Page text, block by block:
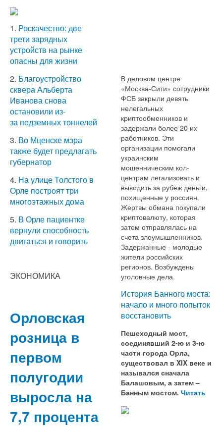
1. Роскачество: две
трети зарядных
устройств на рынке
опасны для жизни
2. Благоустройство
сквера Альберта
Иванова снова
остановили из-
за подземных тоннелей
3. Во Мценске мэра
также будет предлагать
губернатор
4. На улице Толстого в
Орле построят три
многоэтажных дома
5. В Орле пациентке
вернули способность
двигаться и говорить
ЭКОНОМИКА
Орловская
розница в
первом
полугодии
выросла на
7,7 процента
В деловом центре
«Москва-Сити» сотрудники
ФСБ закрыли девять
нелегальных
криптообменников и
задержали более 20 их
работников. Эти
организации помогали
украинским
мошенническим кол-
центрам легализовать и
выводить за рубеж деньги,
похищенные у россиян.
Жертвы обмана покупали
криптовалюту, которая
затем отправлялась на
счета злоумышленников.
Задержанные - молодые
жители российских
регионов. Возбуждены
уголовные дела.
История Банного моста:
начало и много попыток
восстановить
Пешеходный мост,
соединявший 2-ю и 3-ю
части города Орла,
существовал в XIX веке и
назывался сначала
Балашовым, а затем –
Банным мостом. Читать